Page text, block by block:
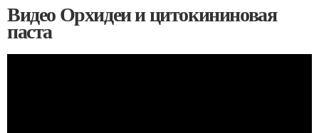
Видео Орхидеи и цитокининовая
паста